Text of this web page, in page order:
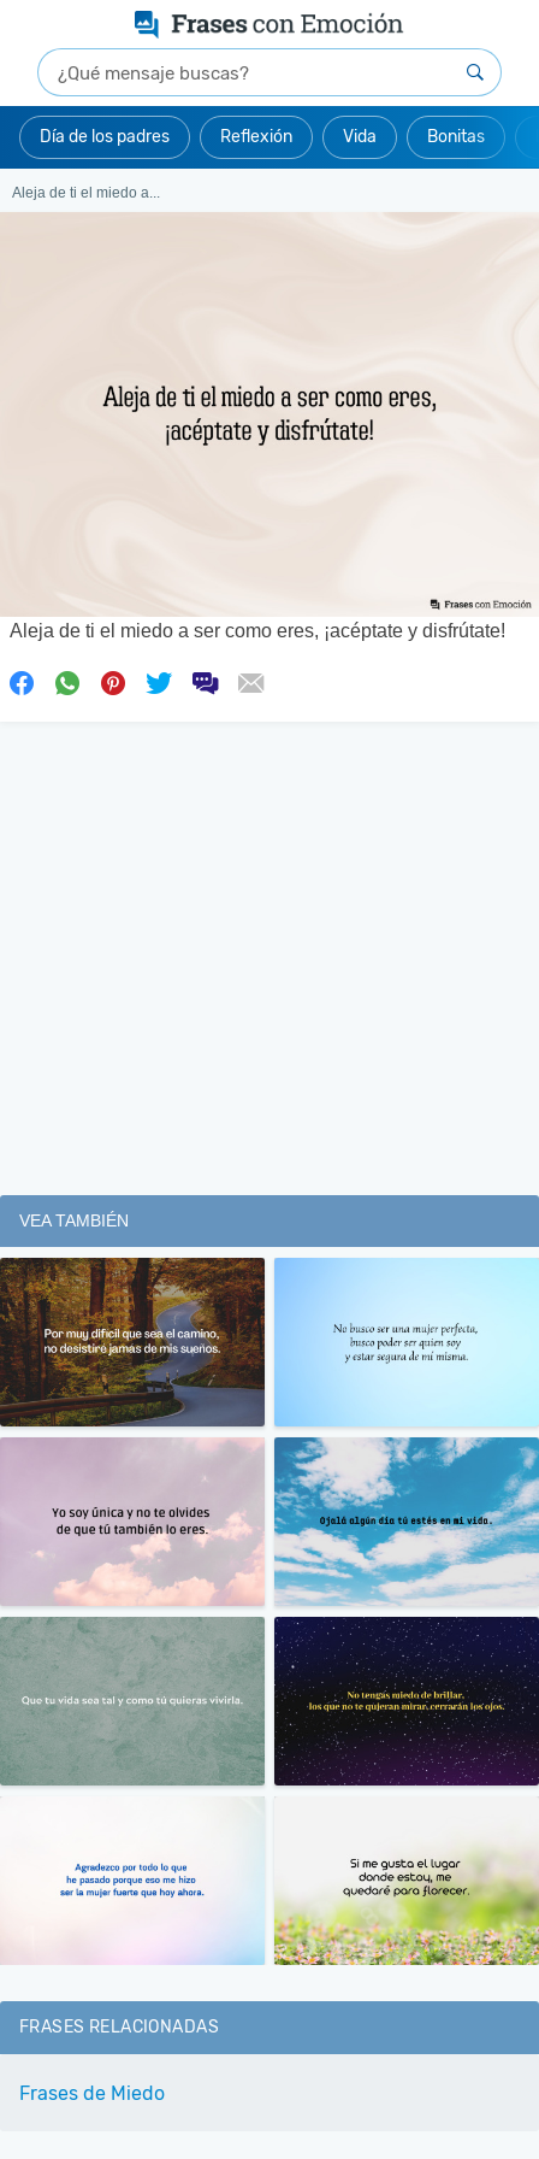
Día de los padres Reflexión Vida Bonitas
Aleja de ti el miedo a...
Aleja de ti el miedo a ser como eres, ¡acéptate y disfrútate!
VEA TAMBIÉN
FRASES RELACIONADAS
Frases de Miedo